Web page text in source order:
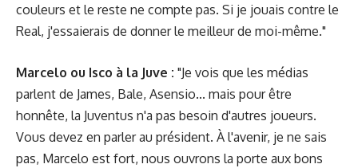
couleurs et le reste ne compte pas. Si je jouais contre le
Real, j'essaierais de donner le meilleur de moi-même."
Marcelo ou Isco à la Juve : "Je vois que les médias
parlent de James, Bale, Asensio... mais pour être
honnête, la Juventus n'a pas besoin d'autres joueurs.
Vous devez en parler au président. À l'avenir, je ne sais
pas, Marcelo est fort, nous ouvrons la porte aux bons